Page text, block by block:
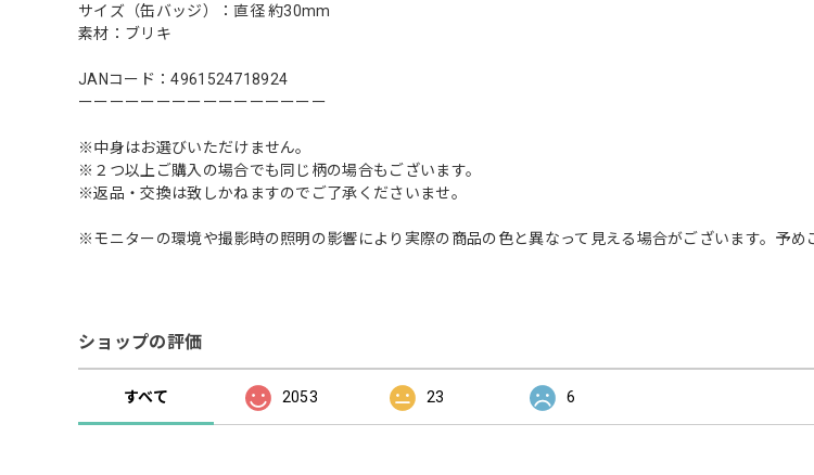
サイズ（缶バッジ）：直径 約30mm
素材：ブリキ
JANコード：4961524718924
ーーーーーーーーーーーーーーーー
※中身はお選びいただけません。
※２つ以上ご購入の場合でも同じ柄の場合もございます。
※返品・交換は致しかねますのでご了承くださいませ。
※モニターの環境や撮影時の照明の影響により実際の商品の色と異なって見える場合がございます。予め
ショップの評価
すべて 2053 23 6